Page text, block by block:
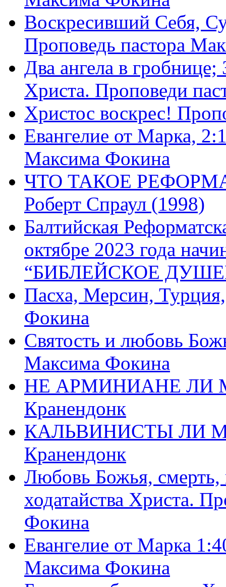
Воскресивший Себя,
Проповедь пастора
Два ангела в
Христа. Проповеди
Христос воскрес!
Евангелие от Марка,
Максима Фокина
ЧТО ТАКОЕ
Роберт Спраул (1998)
Балтийская
октябре 2023 года
“БИБЛЕЙСКОЕ
Пасха, Мерсин,
Фокина
Святость и любовь
Максима Фокина
НЕ АРМИНИАНЕ ЛИ
Кранендонк
КАЛЬВИНИСТЫ ЛИ
Кранендонк
Любовь Божья, смерть,
ходатайства Христа.
Фокина
Евангелие от Марка
Максима Фокина